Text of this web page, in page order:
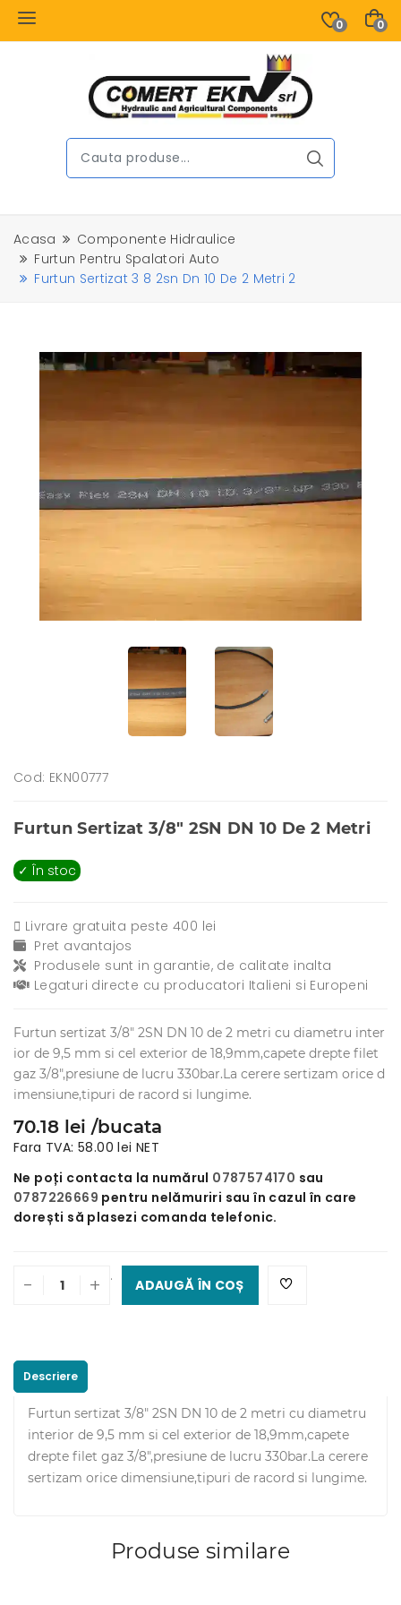
0 0
Acasa
Componente Hidraulice
Furtun Pentru Spalatori Auto
Furtun Sertizat 3 8 2sn Dn 10 De 2 Metri 2
Cod: EKN00777
Furtun Sertizat 3/8" 2SN DN 10 De 2 Metri
✓ În stoc
Livrare gratuita peste 400 lei
Pret avantajos
Produsele sunt in garantie, de calitate inalta
Legaturi directe cu producatori Italieni si Europeni
Furtun sertizat 3/8" 2SN DN 10 de 2 metri cu diametru inter
ior de 9,5 mm si cel exterior de 18,9mm,capete drepte filet
gaz 3/8",presiune de lucru 330bar.La cerere sertizam orice d
imensiune,tipuri de racord si lungime.
70.18 lei /bucata
Fara TVA: 58.00 lei NET
Ne poți contacta la numărul 0787574170 sau
0787226669 pentru nelămuriri sau în cazul în care
dorești să plasezi comanda telefonic.
- + .
ADAUGĂ ÎN COȘ
Descriere
Furtun sertizat 3/8" 2SN DN 10 de 2 metri cu diametru
interior de 9,5 mm si cel exterior de 18,9mm,capete
drepte filet gaz 3/8",presiune de lucru 330bar.La cerere
sertizam orice dimensiune,tipuri de racord si lungime.
Produse similare